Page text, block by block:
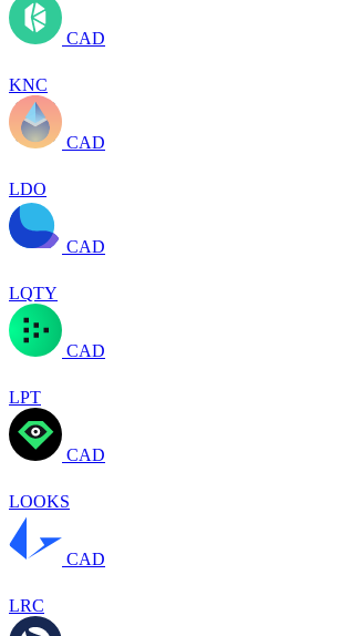
CAD
KNC
CAD
LDO
CAD
LQTY
CAD
LPT
CAD
LOOKS
CAD
LRC